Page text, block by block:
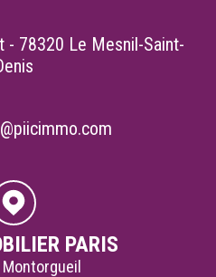
- 78320 Le Mesnil-Saint-
PARIS